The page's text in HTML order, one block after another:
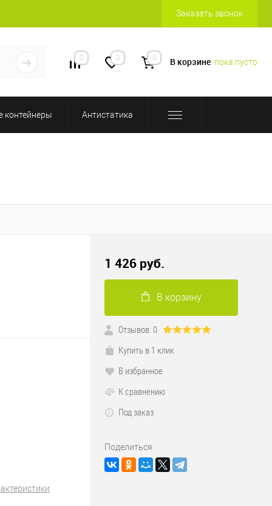
Заказать звонок
0 0 0 В корзине пока пусто
контейнеры Антистатика
1 426 руб.
В корзину
Отзывов: 0
Купить в 1 клик
В избранное
К сравнению
Под заказ
Поделиться